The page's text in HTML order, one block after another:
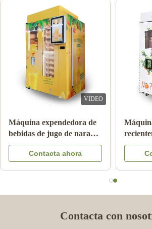
VIDEO
Ensalada de fruta
congelada de la leche de la
bebida de la bebida del
tanque del hielo de la
Contacta ahora
Juice
With
la nota
Contacta con